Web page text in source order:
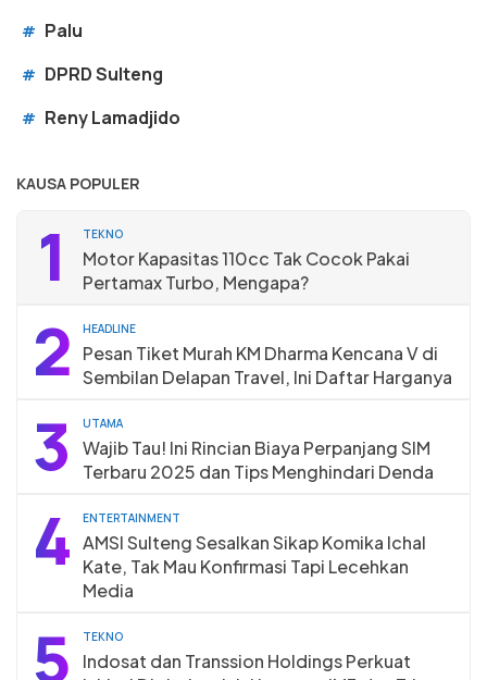
# Palu
# DPRD Sulteng
# Reny Lamadjido
KAUSA POPULER
1 TEKNO
Motor Kapasitas 110cc Tak Cocok Pakai
Pertamax Turbo, Mengapa?
2 HEADLINE
Pesan Tiket Murah KM Dharma Kencana V di
Sembilan Delapan Travel, Ini Daftar Harganya
3 UTAMA
Wajib Tau! Ini Rincian Biaya Perpanjang SIM
Terbaru 2025 dan Tips Menghindari Denda
4 ENTERTAINMENT
AMSI Sulteng Sesalkan Sikap Komika Ichal
Kate, Tak Mau Konfirmasi Tapi Lecehkan
Media
5 TEKNO
Indosat dan Transsion Holdings Perkuat